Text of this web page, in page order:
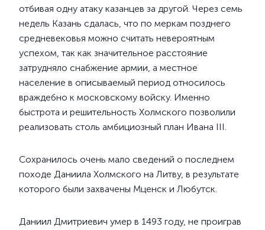
отбивая одну атаку казанцев за другой. Через семь
недель Казань сдалась, что по меркам позднего
средневековья можно считать невероятным
успехом, так как значительное расстояние
затрудняло снабжение армии, а местное
население в описываемый период относилось
враждебно к московскому войску. Именно
быстрота и решительность Холмского позволили
реализовать столь амбициозный план Ивана III.
Сохранилось очень мало сведений о последнем
походе Даниила Холмского на Литву, в результате
которого были захвачены Мценск и Любутск.
Даниил Дмитриевич умер в 1493 году, не проиграв